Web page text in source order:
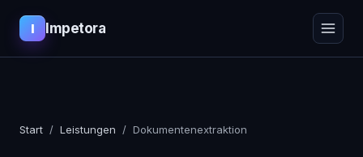
I Impetora
Start / Leistungen / Dokumentenextraktion